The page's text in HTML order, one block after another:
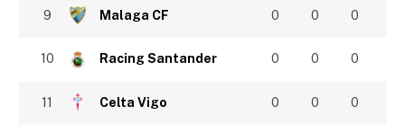
9 Malaga CF 0 0 0
10 Racing Santander 0 0 0
11 Celta Vigo 0 0 0